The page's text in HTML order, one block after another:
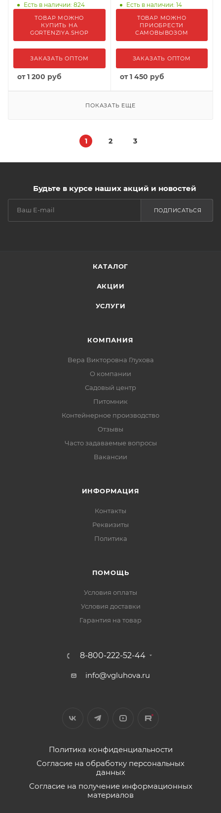
Есть в наличии: 824
ТОВАР МОЖНО
КУПИТЬ НА
GORTENZIYA.SHOP
ЗАКАЗАТЬ ОПТОМ
от1 200 руб
Есть в наличии: 14
ТОВАР МОЖНО
ПРИОБРЕСТИ
САМОВЫВОЗОМ
ЗАКАЗАТЬ ОПТОМ
от1 450 руб
ПОКАЗАТЬ ЕЩЕ
1 2 3
Будьте в курсе наших акций и новостей
ПОДПИСАТЬСЯ
КАТАЛОГ
АКЦИИ
УСЛУГИ
КОМПАНИЯ
Вера Викторовна Глухова
О компании
Садовый центр
Питомник
Контейнерное производство
Отзывы
Часто задаваемые вопросы
Вакансии
ИНФОРМАЦИЯ
Контакты
Реквизиты
Политика
ПОМОЩЬ
Условия оплаты
Условия доставки
Гарантия на товар
8-800-222-52-44
info@vgluhova.ru
Политика конфиденциальности
Согласие на обработку персональных
данных
Согласие на получение информационных
материалов